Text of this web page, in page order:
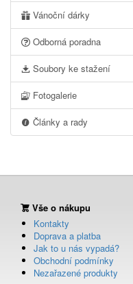
Vánoční dárky
Odborná poradna
Soubory ke stažení
Fotogalerie
Články a rady
Vše o nákupu
Kontakty
Doprava a platba
Jak to u nás vypadá?
Obchodní podmínky
Nezařazené produkty